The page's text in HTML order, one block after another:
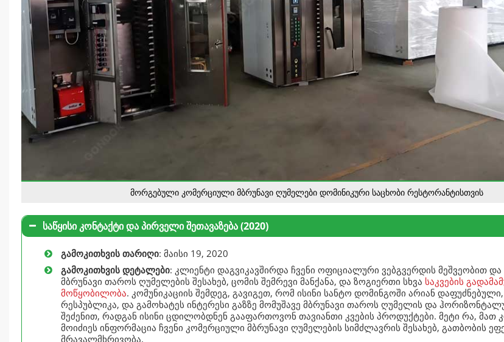
მორგებული კომერციული მბრუნავი ღუმელები დომინიკური საცხობი რესტორანტისთვის
საწყისი კონტაქტი და პირველი შეთავაზება (2020)
გამოკითხვის თარიღი: მაისი 19, 2020
გამოკითხვის დეტალები: კლიენტი დაგვიკავშირდა ჩვენი ოფიციალური ვებგვერდის მეშვეობით
მბრუნავი თაროს ღუმელების შესახებ, ცომის შემრევი მანქანა, და ზოგიერთი სხვა საკვების
მოწყობილობა. კომუნიკაციის შემდეგ, გავიგეთ, რომ ისინი სანტო დომინგოში არიან
რესპუბლიკა, და გამოხატეს ინტერესი გაზზე მომუშავე მბრუნავი თაროს ღუმელის და
შეძენით, რადგან ისინი ცდილობდნენ გააფართოვონ თავიანთი კვების პროდუქტები. მეტი რა,
მოიძიეს ინფორმაცია ჩვენი კომერციული მბრუნავი ღუმელების სიმძლავრის შესახებ, გათბობის
მრავალმხრივობა.